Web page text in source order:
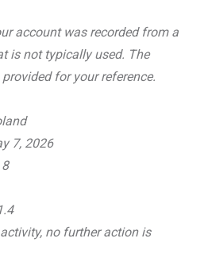
account was recorded from a
is not typically used. The
for your reference.
7, 2026
no further action is